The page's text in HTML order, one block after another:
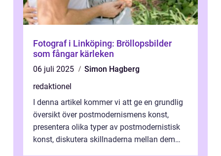
Fotograf i Linköping: Bröllopsbilder
som fångar kärleken
06 juli 2025
Simon Hagberg
redaktionel
I denna artikel kommer vi att ge en grundlig
översikt över postmodernismens konst,
presentera olika typer av postmodernistisk
konst, diskutera skillnaderna mellan dem